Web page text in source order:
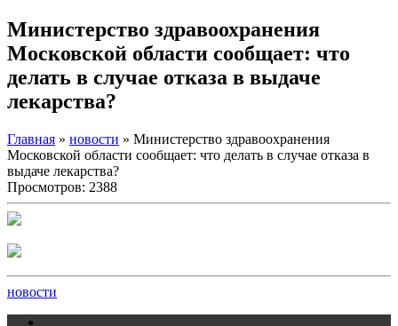
Министерство здравоохранения
Московской области сообщает: что
делать в случае отказа в выдаче
лекарства?
Главная » новости » Министерство здравоохранения
Московской области сообщает: что делать в случае отказа в
выдаче лекарства?
Просмотров: 2388
новости